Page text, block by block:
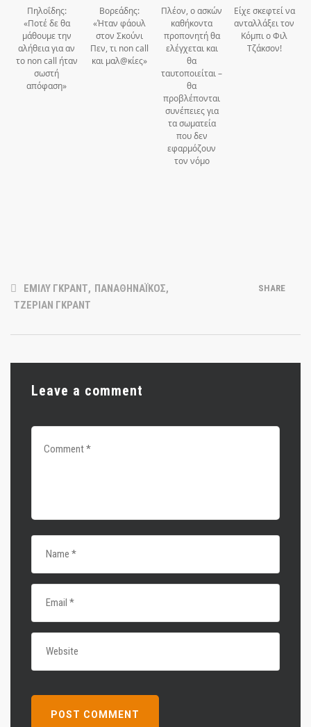
Πηλοΐδης:
«Ποτέ δε θα
μάθουμε την
αλήθεια για αν
το non call ήταν
σωστή
απόφαση»
Βορεάδης:
«Ήταν φάουλ
στον Σκούνι
Πεν, τι non call
και μαλ@κίες»
Πλέον, ο ασκών
καθήκοντα
προπονητή θα
ελέγχεται και
θα
ταυτοποιείται –
θα
προβλέπονται
συνέπειες για
τα σωματεία
που δεν
εφαρμόζουν
τον νόμο
Είχε σκεφτεί να
ανταλλάξει τον
Κόμπι ο Φιλ
Τζάκσον!
ΕΜΙΛΥ ΓΚΡΑΝΤ, ΠΑΝΑΘΗΝΑΪΚΟΣ,
ΤΖΕΡΙΑΝ ΓΚΡΑΝΤ
SHARE
Leave a comment